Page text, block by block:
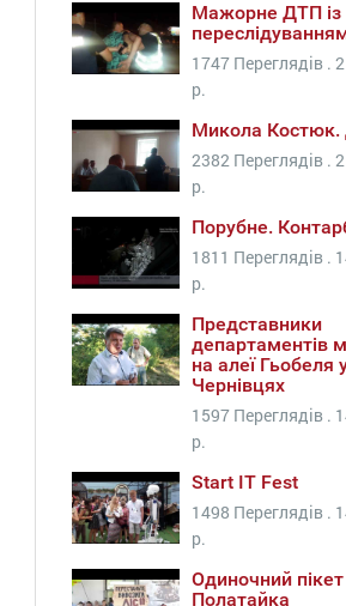
Мажорне ДТП із
1747 Переглядів .
р.
Микола Костюк.
2382 Переглядів .
р.
Порубне.
1811 Переглядів .
р.
Представники
департаментів
на алеї Гьобеля
Чернівцях
1597 Переглядів .
р.
Start IT Fest
1498 Переглядів .
р.
Одиночний
Полатайка